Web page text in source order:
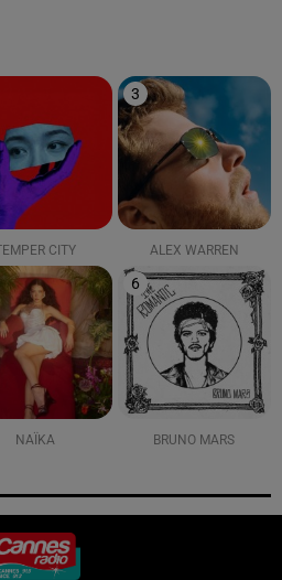
CITY
3
ALEX WARREN
NAÏKA
6
BRUNO MARS